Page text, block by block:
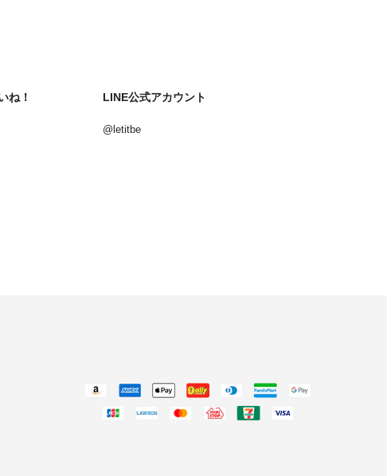
ね！ LINE公式アカウント
@letitbe